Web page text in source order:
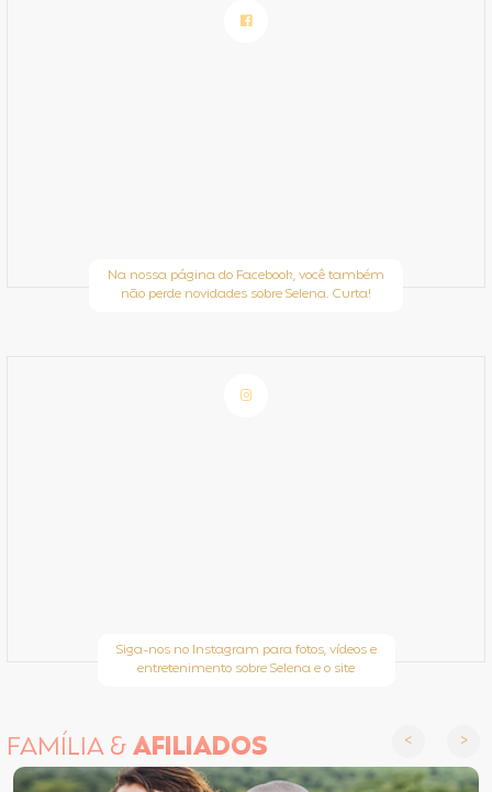
Na nossa página do Facebook, você também
não perde novidades sobre Selena. Curta!
Siga-nos no Instagram para fotos, vídeos e
entretenimento sobre Selena e o site
FAMÍLIA &AFILIADOS